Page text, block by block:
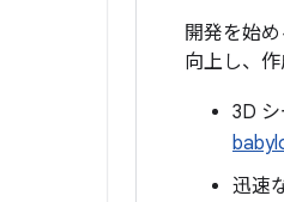
開発を始
向上し、
3D
迅速